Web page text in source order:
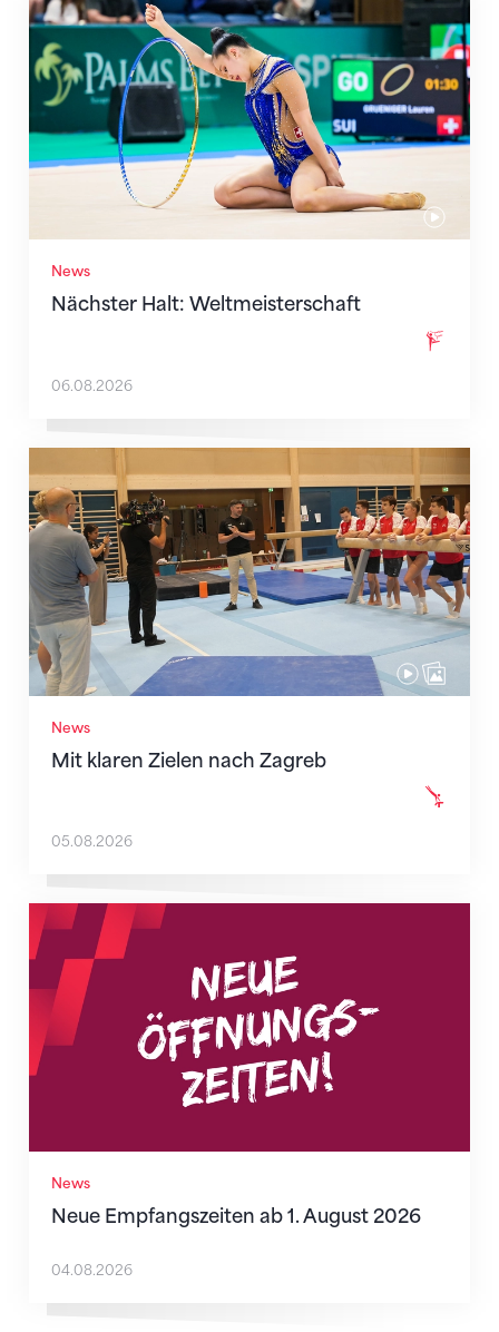
News
Nächster Halt: Weltmeisterschaft
Nächster Halt: Weltmeisterschaft
06.08.2026
News
Mit klaren Zielen nach Zagreb
Mit klaren Zielen nach Zagreb
05.08.2026
News
Neue Empfangszeiten ab 1. August 2026
Neue Empfangszeiten ab 1. August 2026
04.08.2026